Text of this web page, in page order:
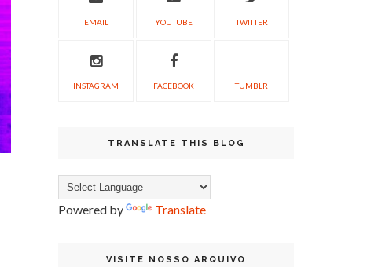
EMAIL YOUTUBE TWITTER
INSTAGRAM FACEBOOK TUMBLR
TRANSLATE THIS BLOG
Powered by Translate
VISITE NOSSO ARQUIVO